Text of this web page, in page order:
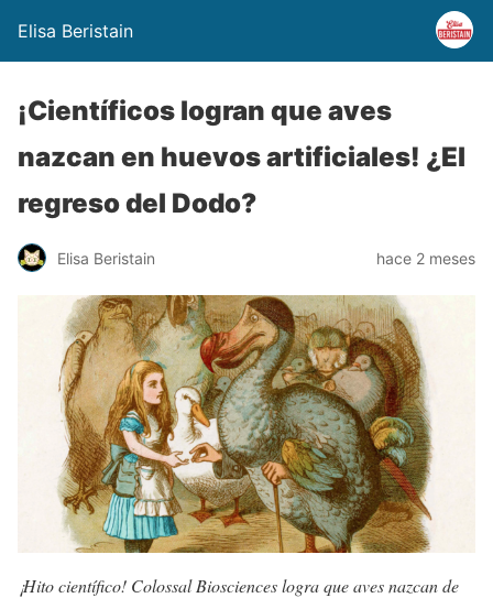
Elisa Beristain
¡Científicos logran que aves
nazcan en huevos artificiales! ¿El
regreso del Dodo?
Elisa Beristain hace 2 meses
¡Hito científico! Colossal Biosciences logra que aves nazcan de